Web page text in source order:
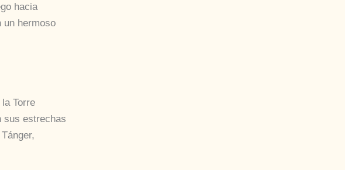
hacia
un hermoso
Torre
sus estrechas